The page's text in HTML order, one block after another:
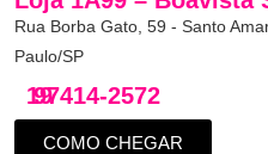
Rua Borba Gato, 59 - Santo
Paulo/SP
19
97414-2572
COMO CHEGAR